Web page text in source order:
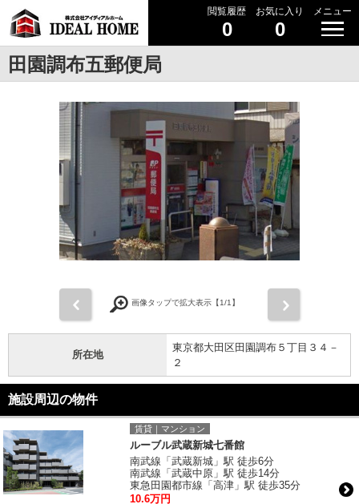
閲覧履歴
0
お気に入り
0
メニュー
田園調布五郵便局
画像タップで拡大表示【1/1】
所在地
東京都大田区田園調布５丁目３４－
２
施設周辺の物件
賃貸｜マンション
ルーブル武蔵新城七番館
南武線「武蔵新城」駅 徒歩6分
南武線「武蔵中原」駅 徒歩14分
東急田園都市線「高津」駅 徒歩35分
10.6万円